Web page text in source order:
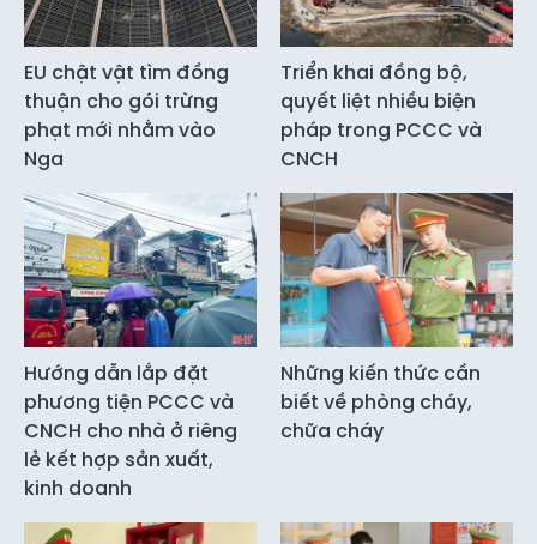
EU chật vật tìm đồng
thuận cho gói trừng
phạt mới nhằm vào
Nga
Triển khai đồng bộ,
quyết liệt nhiều biện
pháp trong PCCC và
CNCH
Hướng dẫn lắp đặt
phương tiện PCCC và
CNCH cho nhà ở riêng
lẻ kết hợp sản xuất,
kinh doanh
Những kiến thức cần
biết về phòng cháy,
chữa cháy